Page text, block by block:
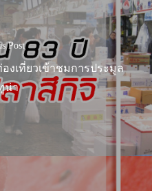
Post
งเที่ยวเข้าชมการประมูล
น่า